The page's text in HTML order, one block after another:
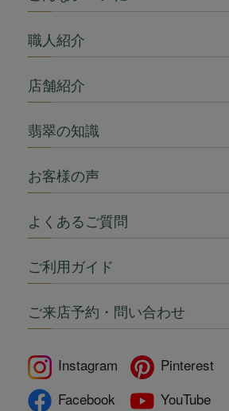
職人紹介
店舗紹介
翡翠の知識
お客様の声
よくあるご質問
ご利用ガイド
ご来店予約・問い合わせ
Instagram
Pinterest
Facebook
YouTube